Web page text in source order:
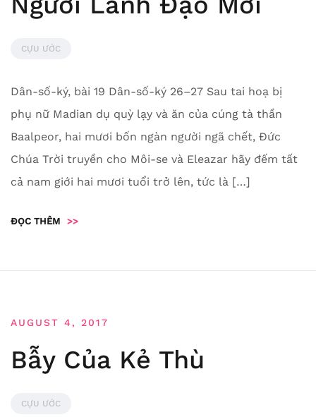
CỰU ƯỚC
Dân-số-ký, bài 19 Dân-số-ký 26–27 Sau tai hoạ bị
phụ nữ Madian dụ quỳ lạy và ăn của cúng tà thần
Baalpeor, hai mươi bốn ngàn người ngã chết, Đức
Chúa Trời truyền cho Môi-se và Eleazar hãy đếm tất
cả nam giới hai mươi tuổi trở lên, tức là […]
ĐỌC THÊM >>
AUGUST 4, 2017
Bẫy Của Kẻ Thù
CỰU ƯỚC